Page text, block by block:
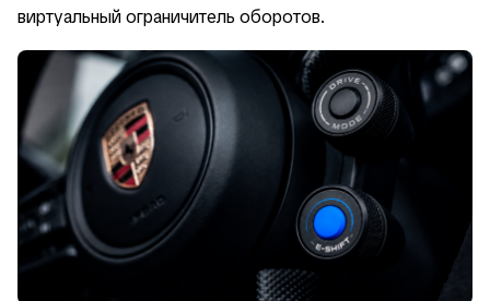
виртуальный ограничитель оборотов.